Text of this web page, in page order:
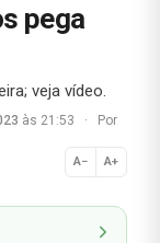
pega
veja vídeo.
às 21:53 ·
Por
A− A+
Normal